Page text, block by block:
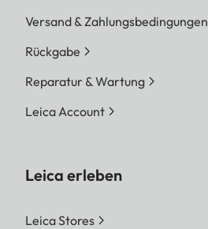
Versand & Zahlungsbedingungen
Rückgabe
Reparatur & Wartung
Leica Account
Leica erleben
Leica Stores